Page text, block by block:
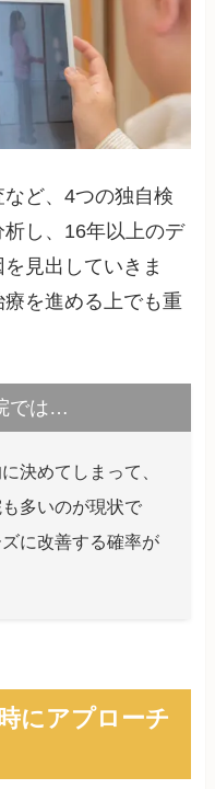
ど、4つの独自検
し、16年以上のデ
見出していきま
を進める上でも重
では…
決めてしまって、
多いのが現状で
に改善する確率が
にアプローチ